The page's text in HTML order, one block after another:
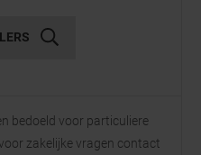
bedoeld voor particuliere
zakelijke vragen contact